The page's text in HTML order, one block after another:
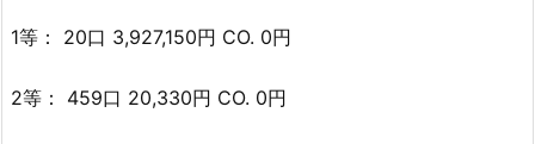
1等： 20口 3,927,150円 CO. 0円
2等： 459口 20,330円 CO. 0円